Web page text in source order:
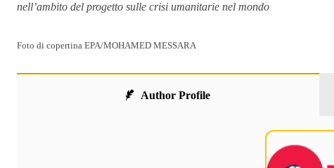
nell’ambito del progetto sulle crisi umanitarie nel mondo
Foto di copertina EPA/MOHAMED MESSARA
Author Profile